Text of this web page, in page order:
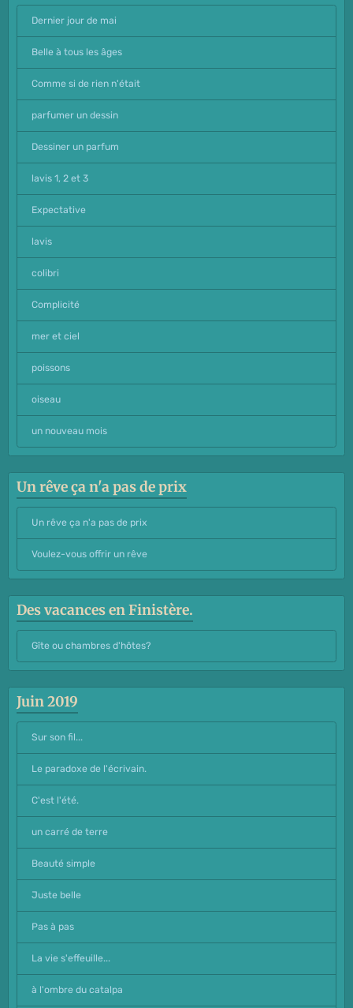
Dernier jour de mai
Belle à tous les âges
Comme si de rien n'était
parfumer un dessin
Dessiner un parfum
lavis 1, 2 et 3
Expectative
lavis
colibri
Complicité
mer et ciel
poissons
oiseau
un nouveau mois
Un rêve ça n'a pas de prix
Un rêve ça n'a pas de prix
Voulez-vous offrir un rêve
Des vacances en Finistère.
Gîte ou chambres d'hôtes?
Juin 2019
Sur son fil...
Le paradoxe de l'écrivain.
C'est l'été.
un carré de terre
Beauté simple
Juste belle
Pas à pas
La vie s'effeuille...
à l'ombre du catalpa